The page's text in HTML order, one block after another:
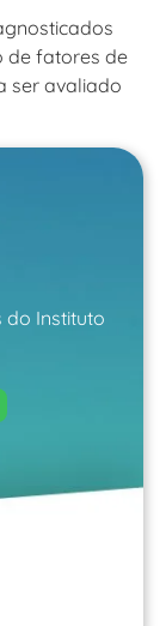
de fatores de
ser avaliado
do Instituto